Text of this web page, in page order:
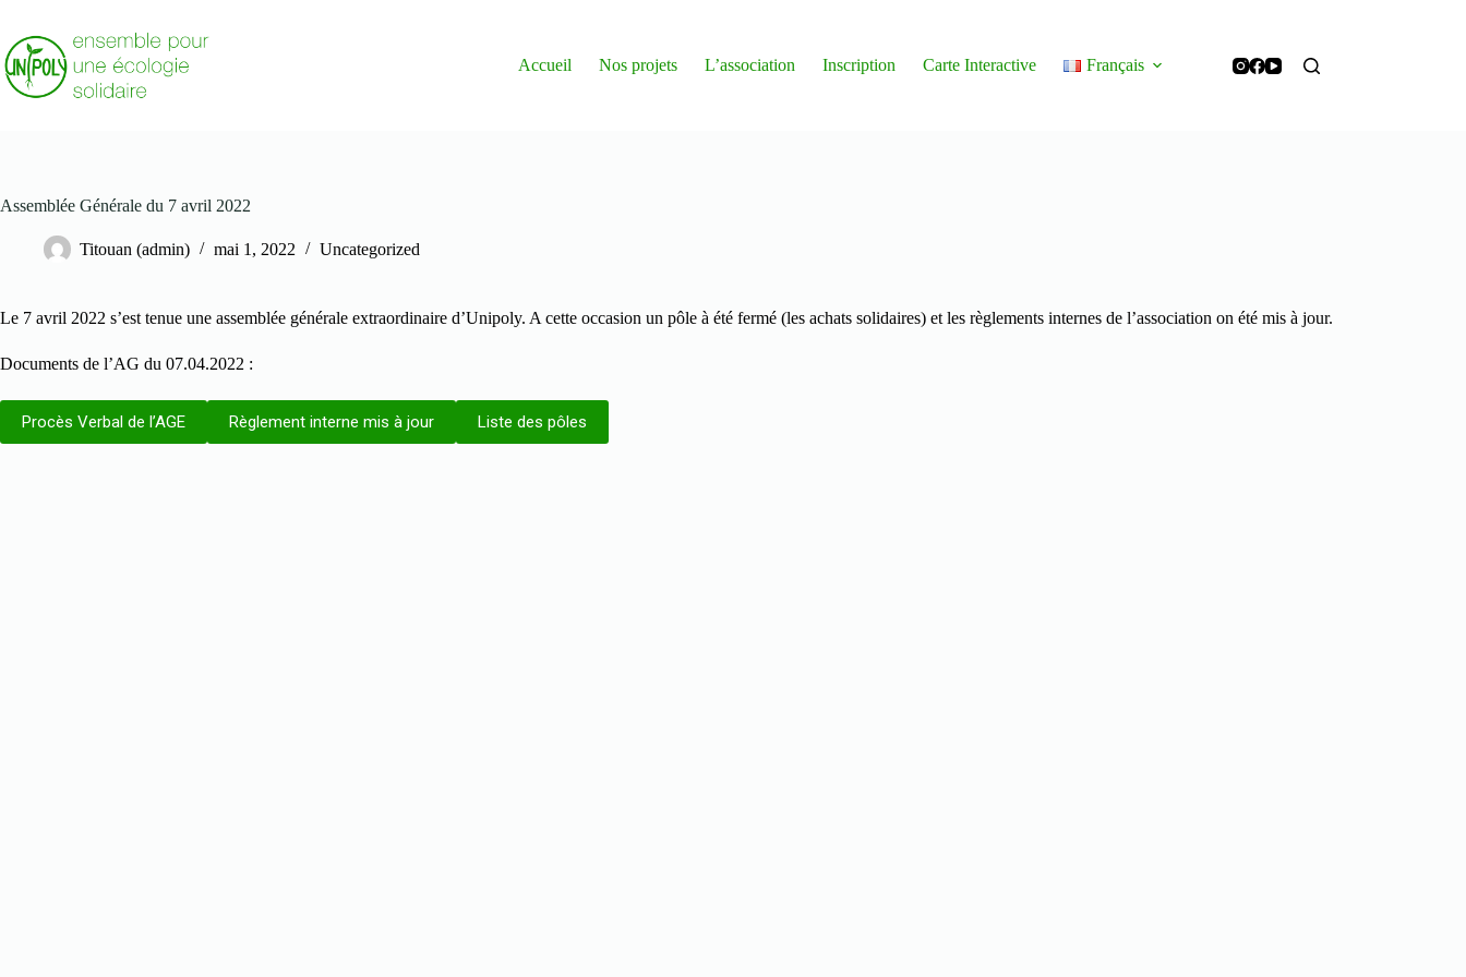
contenu
Accueil
Nos projets L’association Inscription Carte Interactive Français
Assemblée Générale du 7 avril 2022
Titouan (admin) mai 1, 2022 Uncategorized
Le 7 avril 2022 s’est tenue une assemblée générale extraordinaire d’Unipoly. A cette occasion un pôle à été fermé (les achats solidaires) et les règlements internes de l’association on été mis à jour.
Documents de l’AG du 07.04.2022 :
Procès Verbal de l’AGE Règlement interne mis à jour Liste des pôles